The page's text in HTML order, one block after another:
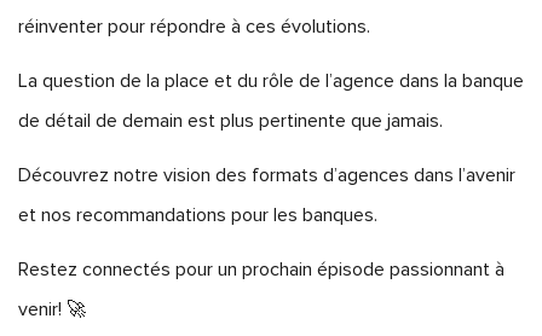
réinventer pour répondre à ces évolutions.
La question de la place et du rôle de l’agence dans la banque
de détail de demain est plus pertinente que jamais.
Découvrez notre vision des formats d’agences dans l’avenir
et nos recommandations pour les banques.
Restez connectés pour un prochain épisode passionnant à
venir! 🚀